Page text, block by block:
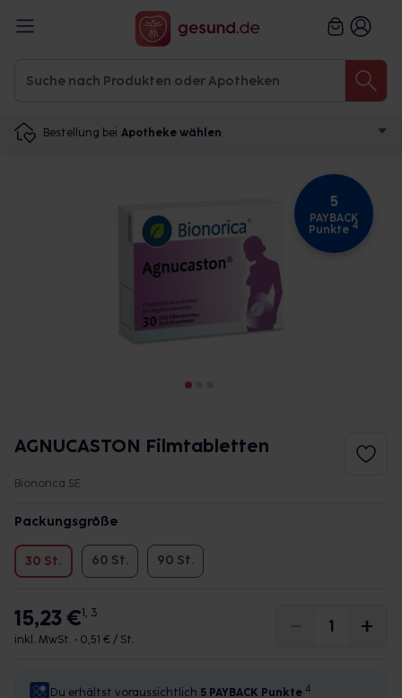
Bestellung bei Apotheke wählen
5
PAYBACK
Punkte 4
AGNUCASTON Filmtabletten
Bionorica SE
Packungsgröße
30 St. 60 St. 90 St.
15,23 €1, 3
inkl. MwSt. • 0,51 € / St.
Du erhältst voraussichtlich 5 PAYBACK Punkte 4